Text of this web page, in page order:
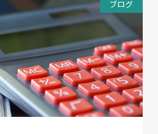
ブログ